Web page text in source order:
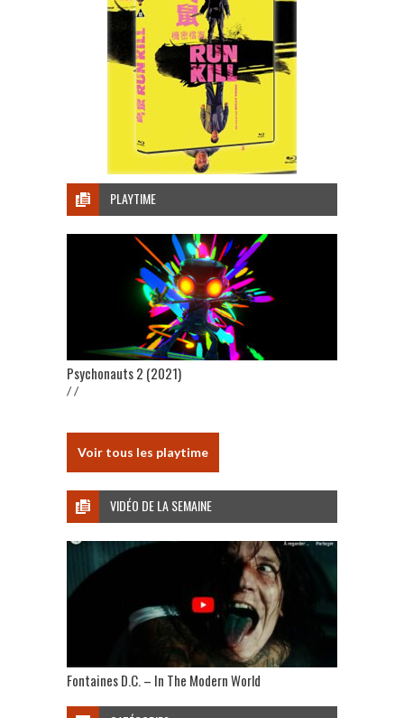
PLAYTIME
Psychonauts 2 (2021)
/ /
Voir tous les playtime
VIDÉO DE LA SEMAINE
Fontaines D.C. – In The Modern World